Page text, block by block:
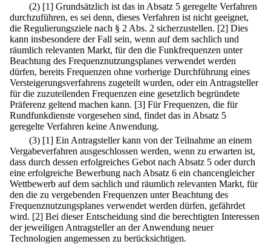
(2) [1] Grundsätzlich ist das in Absatz 5 geregelte Verfahren
durchzuführen, es sei denn, dieses Verfahren ist nicht geeignet,
die Regulierungsziele nach § 2 Abs. 2 sicherzustellen. [2] Dies
kann insbesondere der Fall sein, wenn auf dem sachlich und
räumlich relevanten Markt, für den die Funkfrequenzen unter
Beachtung des Frequenznutzungsplanes verwendet werden
dürfen, bereits Frequenzen ohne vorherige Durchführung eines
Versteigerungsverfahrens zugeteilt wurden, oder ein Antragsteller
für die zuzuteilenden Frequenzen eine gesetzlich begründete
Präferenz geltend machen kann. [3] Für Frequenzen, die für
Rundfunkdienste vorgesehen sind, findet das in Absatz 5
geregelte Verfahren keine Anwendung.
(3) [1] Ein Antragsteller kann von der Teilnahme an einem
Vergabeverfahren ausgeschlossen werden, wenn zu erwarten ist,
dass durch dessen erfolgreiches Gebot nach Absatz 5 oder durch
eine erfolgreiche Bewerbung nach Absatz 6 ein chancengleicher
Wettbewerb auf dem sachlich und räumlich relevanten Markt, für
den die zu vergebenden Frequenzen unter Beachtung des
Frequenznutzungsplanes verwendet werden dürfen, gefährdet
wird. [2] Bei dieser Entscheidung sind die berechtigten Interessen
der jeweiligen Antragsteller an der Anwendung neuer
Technologien angemessen zu berücksichtigen.